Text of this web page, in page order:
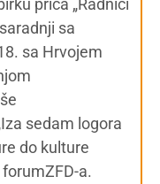
priča „Radnici
sa
sa Hrvojem
sedam logora
do kulture
a.